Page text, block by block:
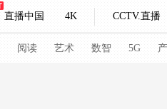
直播中国 4K CCTV.直播
阅读 艺术 数智 5G